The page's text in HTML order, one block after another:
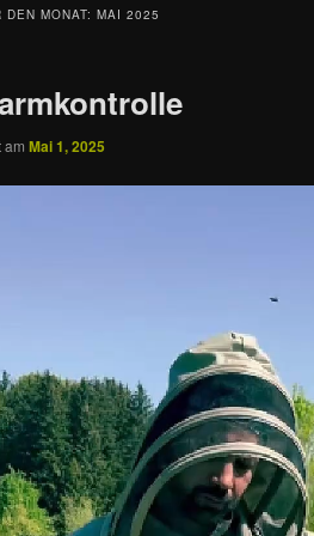
DEN MONAT:MAI 2025
amMai 1, 2025